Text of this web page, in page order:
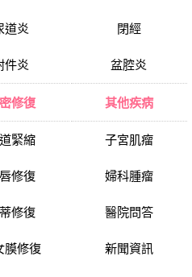
道炎
件炎
閉經
盆腔炎
修復
緊縮
修復
修復
膜修復
其他疾病
子宮肌瘤
婦科腫瘤
醫院問答
新聞資訊